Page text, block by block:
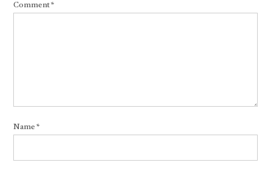
Comment*
Name*